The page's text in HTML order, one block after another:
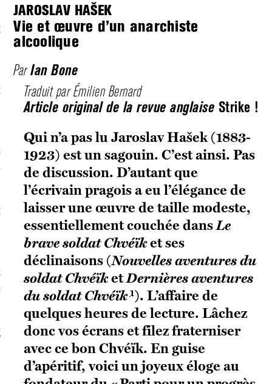
DE BASE
et politique
CONTINU
LGBTQI
AU SOLEIL
luttes sociales
VAGUES
politique et critique de la technologie
JAROSLAV HAŠEK
Vie et œuvre d’un anarchiste
alcoolique
ParIan Bone
Traduit par Émilien Bernard
Article original de la revue anglaise Strike !
Qui n’a pas lu Jaroslav Hašek (1883-
1923) est un sagouin. C’est ainsi. Pas
de discussion. D’autant que
l’écrivain pragois a eu l’élégance de
laisser une œuvre de taille modeste,
essentiellement couchée dansLe
brave soldat Chvéïket ses
déclinaisons (Nouvelles aventures du
soldat ChvéïketDernières aventures
du soldat Chvéïk 1). L’affaire de
quelques heures de lecture. Lâchez
donc vos écrans et filez fraterniser
avec ce bon Chvéïk. En guise
d’apéritif, voici un joyeux éloge au